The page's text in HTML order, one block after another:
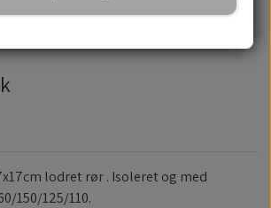
lodret rør . Isoleret og med
150/125/110.